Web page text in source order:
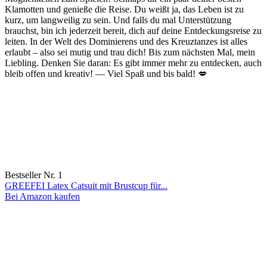
Klamotten ‍und ​genieße die Reise. Du weißt ja, das Leben ist zu
kurz, um langweilig zu sein. Und falls du mal Unterstützung
brauchst, bin ich jederzeit ​bereit, dich auf deine Entdeckungsreise zu
leiten. In⁢ der Welt des‍ Dominierens ‌und des Kreuztanzes ist‌ alles
erlaubt –⁢ also sei mutig und trau dich! Bis zum nächsten Mal, mein
Liebling. Denken Sie daran: Es gibt‍ immer ⁢mehr zu entdecken, auch
bleib offen und kreativ! — Viel Spaß und bis bald! 💋
Bestseller Nr. 1
GREEFEI Latex Catsuit mit Brustcup für...
Bei Amazon kaufen